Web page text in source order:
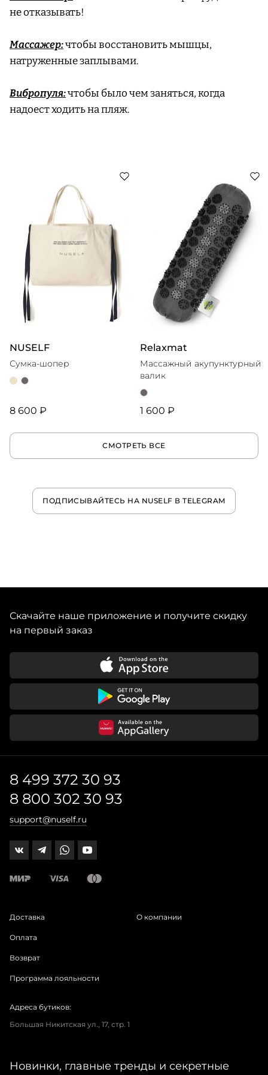
не отказывать!
Массажер:чтобы восстановить мышцы,
натруженные заплывами.
Вибропуля:чтобы было чем заняться, когда
надоест ходить на пляж.
NUSELF
Сумка-шопер
8 600 ₽
Relaxmat
Массажный акупунктурный
валик
1 600 ₽
СМОТРЕТЬ ВСЕ
ПОДПИСЫВАЙТЕСЬ НА NUSELF В TELEGRAM
Скачайте наше приложение и получите скидку
на первый заказ
8 499 372 30 93
8 800 302 30 93
support@nuself.ru
Доставка
Оплата
Возврат
Программа лояльности
О компании
Адреса бутиков:
Большая Никитская ул., 17, стр. 1
Новинки, главные тренды и секретные